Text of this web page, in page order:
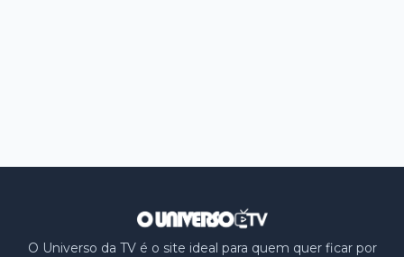
O Universo da TV é o site ideal para quem quer ficar por